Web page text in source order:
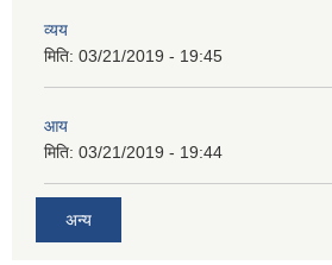
व्यय
मिति: 03/21/2019 - 19:45
आय
मिति: 03/21/2019 - 19:44
अन्य